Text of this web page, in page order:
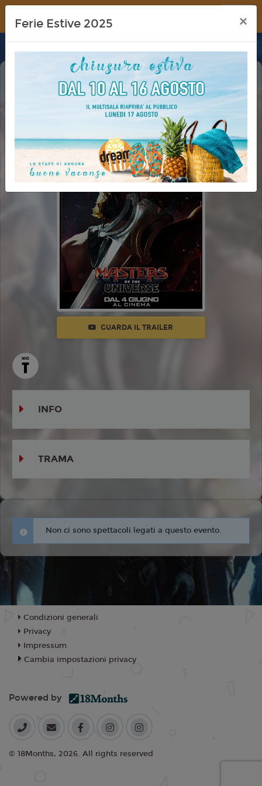
Dream Cinema
MASTERS OF THE UNIVERS
GUARDA IL TRAILER
INFO
TRAMA
Non ci sono spettacoli legati a questo evento.
Ferie Estive 2025 ×
Condizioni generali
Privacy
Impressum
Cambia impostazioni privacy
Powered by
© 18Months, 2026. All rights reserved